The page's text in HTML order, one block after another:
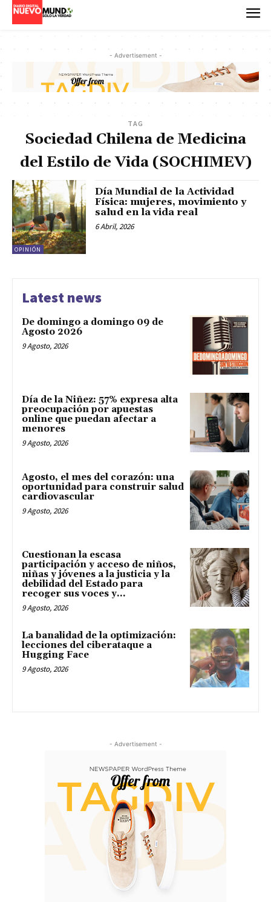
- Advertisement -
TAG
Sociedad Chilena de Medicina
del Estilo de Vida (SOCHIMEV)
OPINIÓN
Día Mundial de la Actividad
Física: mujeres, movimiento y
salud en la vida real
6 Abril, 2026
Latest news
De domingo a domingo 09 de
Agosto 2026
9 Agosto, 2026
Día de la Niñez: 57% expresa alta
preocupación por apuestas
online que puedan afectar a
menores
9 Agosto, 2026
Agosto, el mes del corazón: una
oportunidad para construir salud
cardiovascular
9 Agosto, 2026
Cuestionan la escasa
participación y acceso de niños,
niñas y jóvenes a la justicia y la
debilidad del Estado para
recoger sus voces y...
9 Agosto, 2026
La banalidad de la optimización:
lecciones del ciberataque a
Hugging Face
9 Agosto, 2026
- Advertisement -